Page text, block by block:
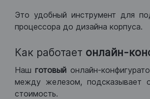
Это удобный инструмент для
процессора до дизайна корпуса.
Как работает онлайн-
Нашготовый онлайн-
между железом, подсказывает
стоимость.